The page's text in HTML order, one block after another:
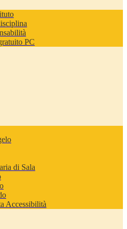
PC
di Sala
Accessibilità